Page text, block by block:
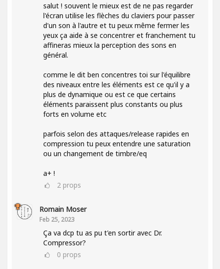
salut ! souvent le mieux est de ne pas regarder
l'écran utilise les flèches du claviers pour passer
d'un son à l'autre et tu peux même fermer les
yeux ça aide à se concentrer et franchement tu
affineras mieux la perception des sons en
général.
comme le dit ben concentres toi sur l'équilibre
des niveaux entre les éléments est ce qu'il y a
plus de dynamique ou est ce que certains
éléments paraissent plus constants ou plus
forts en volume etc
parfois selon des attaques/release rapides en
compression tu peux entendre une saturation
ou un changement de timbre/eq
a+ !
2 props
Romain Moser
Feb 25, 2023
Ça va dcp tu as pu t'en sortir avec Dr.
Compressor?
0 props